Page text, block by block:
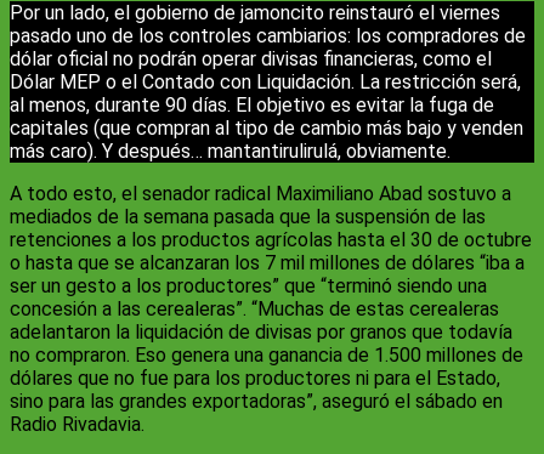
Por un lado, el gobierno de jamoncito reinstauró el viernes
pasado uno de los controles cambiarios: los compradores de
dólar oficial no podrán operar divisas financieras, como el
Dólar MEP o el Contado con Liquidación. La restricción será,
al menos, durante 90 días. El objetivo es evitar la fuga de
capitales (que compran al tipo de cambio más bajo y venden
más caro). Y después… mantantirulirulá, obviamente.
A todo esto, el senador radical Maximiliano Abad sostuvo a
mediados de la semana pasada que la suspensión de las
retenciones a los productos agrícolas hasta el 30 de octubre
o hasta que se alcanzaran los 7 mil millones de dólares “iba a
ser un gesto a los productores” que “terminó siendo una
concesión a las cerealeras”. “Muchas de estas cerealeras
adelantaron la liquidación de divisas por granos que todavía
no compraron. Eso genera una ganancia de 1.500 millones de
dólares que no fue para los productores ni para el Estado,
sino para las grandes exportadoras”, aseguró el sábado en
Radio Rivadavia.